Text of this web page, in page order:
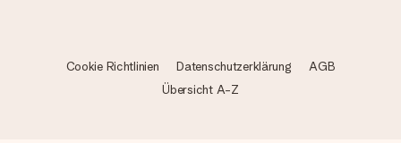
Cookie Richtlinien Datenschutzerklärung
AGB
Übersicht A-Z